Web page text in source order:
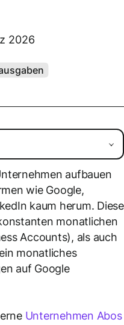
2026
aufbauen
wie Google,
kaum herum. Diese
monatlichen
Accounts), als auch
monatliches
auf Google
Unternehmen Abos